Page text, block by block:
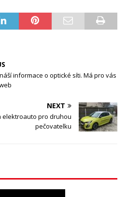
informace o optické síti. Má pro vás
NEXT
elektroauto pro druhou
pečovatelku